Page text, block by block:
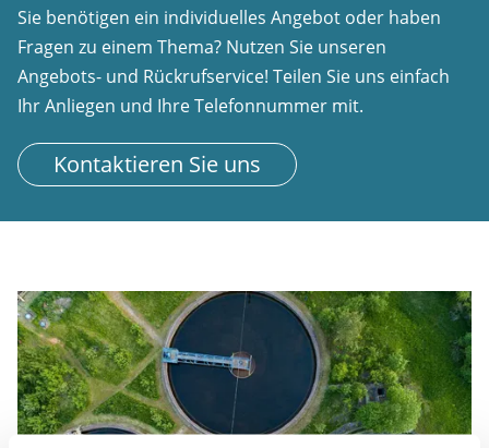
Sie benötigen ein individuelles Angebot oder haben
Fragen zu einem Thema? Nutzen Sie unseren
Angebots- und Rückrufservice! Teilen Sie uns einfach
Ihr Anliegen und Ihre Telefonnummer mit.
Kontaktieren Sie uns